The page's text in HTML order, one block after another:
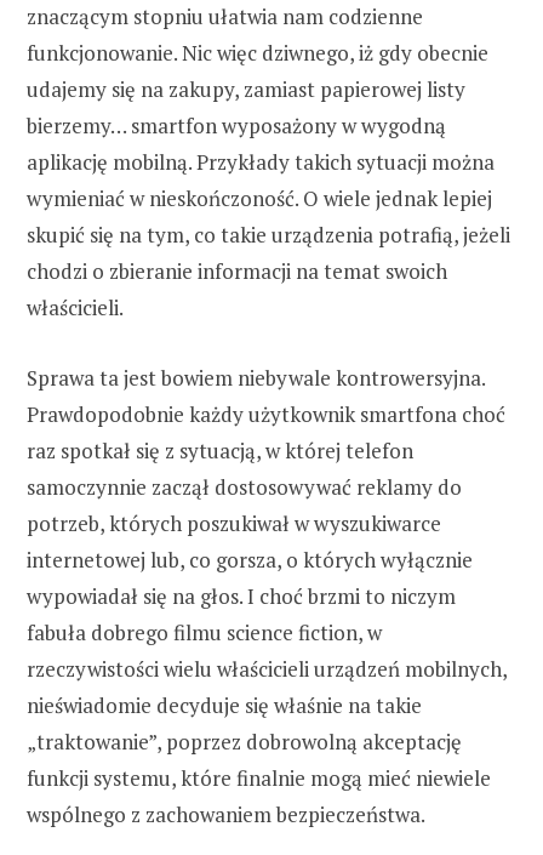
znaczącym stopniu ułatwia nam codzienne
funkcjonowanie. Nic więc dziwnego, iż gdy obecnie
udajemy się na zakupy, zamiast papierowej listy
bierzemy… smartfon wyposażony w wygodną
aplikację mobilną. Przykłady takich sytuacji można
wymieniać w nieskończoność. O wiele jednak lepiej
skupić się na tym, co takie urządzenia potrafią, jeżeli
chodzi o zbieranie informacji na temat swoich
właścicieli.
Sprawa ta jest bowiem niebywale kontrowersyjna.
Prawdopodobnie każdy użytkownik smartfona choć
raz spotkał się z sytuacją, w której telefon
samoczynnie zaczął dostosowywać reklamy do
potrzeb, których poszukiwał w wyszukiwarce
internetowej lub, co gorsza, o których wyłącznie
wypowiadał się na głos. I choć brzmi to niczym
fabuła dobrego filmu science fiction, w
rzeczywistości wielu właścicieli urządzeń mobilnych,
nieświadomie decyduje się właśnie na takie
„traktowanie”, poprzez dobrowolną akceptację
funkcji systemu, które finalnie mogą mieć niewiele
wspólnego z zachowaniem bezpieczeństwa.